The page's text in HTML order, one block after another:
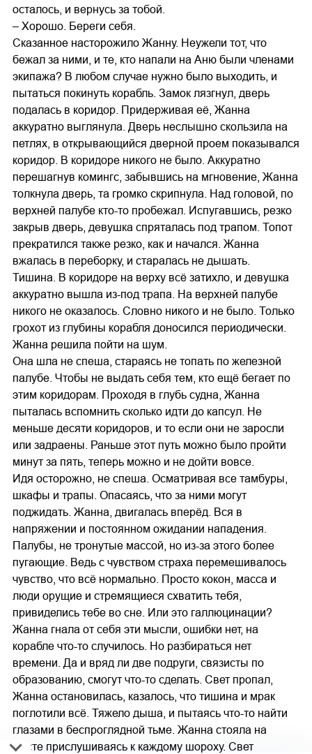
осталось, и вернусь за тобой.
– Хорошо. Береги себя.
Сказанное насторожило Жанну. Неужели тот, что
бежал за ними, и те, кто напали на Аню были членами
экипажа? В любом случае нужно было выходить, и
пытаться покинуть корабль. Замок лязгнул, дверь
подалась в коридор. Придерживая её, Жанна
аккуратно выглянула. Дверь неслышно скользила на
петлях, в открывающийся дверной проем показывался
коридор. В коридоре никого не было. Аккуратно
перешагнув комингс, забывшись на мгновение, Жанна
толкнула дверь, та громко скрипнула. Над головой, по
верхней палубе кто-то пробежал. Испугавшись, резко
закрыв дверь, девушка спряталась под трапом. Топот
прекратился также резко, как и начался. Жанна
вжалась в переборку, и старалась не дышать.
Тишина. В коридоре на верху всё затихло, и девушка
аккуратно вышла из-под трапа. На верхней палубе
никого не оказалось. Словно никого и не было. Только
грохот из глубины корабля доносился периодически.
Жанна решила пойти на шум.
Она шла не спеша, стараясь не топать по железной
палубе. Чтобы не выдать себя тем, кто ещё бегает по
этим коридорам. Проходя в глубь судна, Жанна
пыталась вспомнить сколько идти до капсул. Не
меньше десяти коридоров, и то если они не заросли
или задраены. Раньше этот путь можно было пройти
минут за пять, теперь можно и не дойти вовсе.
Идя осторожно, не спеша. Осматривая все тамбуры,
шкафы и трапы. Опасаясь, что за ними могут
поджидать. Жанна, двигалась вперёд. Вся в
напряжении и постоянном ожидании нападения.
Палубы, не тронутые массой, но из-за этого более
пугающие. Ведь с чувством страха перемешивалось
чувство, что всё нормально. Просто кокон, масса и
люди орущие и стремящиеся схватить тебя,
привиделись тебе во сне. Или это галлюцинации?
Жанна гнала от себя эти мысли, ошибки нет, на
корабле что-то случилось. Но разбираться нет
времени. Да и вряд ли две подруги, связисты по
образованию, смогут что-то сделать. Свет пропал,
Жанна остановилась, казалось, что тишина и мрак
поглотили всё. Тяжело дыша, и пытаясь что-то найти
глазами в беспроглядной тьме. Жанна стояла на
месте прислушиваясь к каждому шороху. Свет